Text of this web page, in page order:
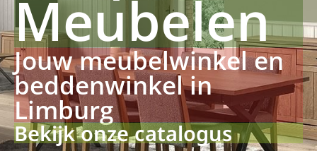
Meubelen
Jouw meubelwinkel en
beddenwinkel in
Limburg
Bekijk onze catalogus